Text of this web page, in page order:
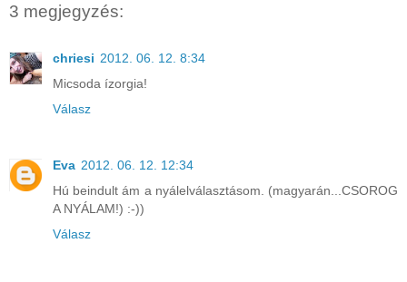
3 megjegyzés:
chriesi 2012. 06. 12. 8:34
Micsoda ízorgia!
Válasz
Eva 2012. 06. 12. 12:34
Hú beindult ám a nyálelválasztásom. (magyarán...CSOROG
A NYÁLAM!) :-))
Válasz